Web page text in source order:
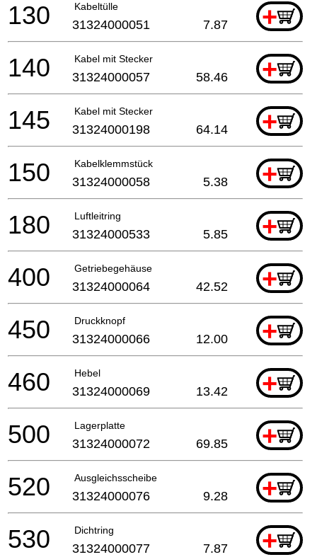
Kabeltülle +
130 31324000051 7.87
Kabel mit Stecker +
140 31324000057 58.46
Kabel mit Stecker +
145 31324000198 64.14
Kabelklemmstück +
150 31324000058 5.38
Luftleitring +
180 31324000533 5.85
Getriebegehäuse +
400 31324000064 42.52
Druckknopf +
450 31324000066 12.00
Hebel +
460 31324000069 13.42
Lagerplatte +
500 31324000072 69.85
Ausgleichsscheibe +
520 31324000076 9.28
Dichtring +
530 31324000077 7.87